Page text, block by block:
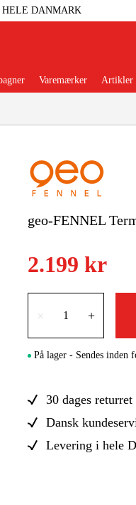
DANMARK
Og
Garage Og
Og
Varemærker Artikler
geo-FENNEL
2.199 kr
× +
På lager - Sendes inden
30 dages returret
Dansk
Levering i hele